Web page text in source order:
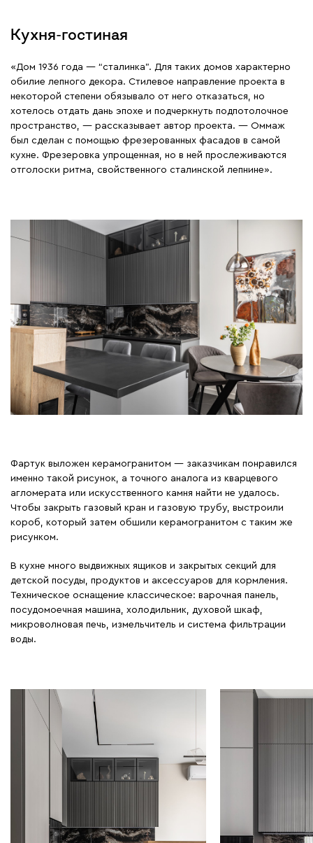
Кухня-гостиная
«Дом 1936 года — “сталинка”. Для таких домов характерно
обилие лепного декора. Стилевое направление проекта в
некоторой степени обязывало от него отказаться, но
хотелось отдать дань эпохе и подчеркнуть подпотолочное
пространство, — рассказывает автор проекта. — Оммаж
был сделан с помощью фрезерованных фасадов в самой
кухне. Фрезеровка упрощенная, но в ней прослеживаются
отголоски ритма, свойственного сталинской лепнине».
Фартук выложен керамогранитом — заказчикам понравился
именно такой рисунок, а точного аналога из кварцевого
агломерата или искусственного камня найти не удалось.
Чтобы закрыть газовый кран и газовую трубу, выстроили
короб, который затем обшили керамогранитом с таким же
рисунком.
В кухне много выдвижных ящиков и закрытых секций для
детской посуды, продуктов и аксессуаров для кормления.
Техническое оснащение классическое: варочная панель,
посудомоечная машина, холодильник, духовой шкаф,
микроволновая печь, измельчитель и система фильтрации
воды.